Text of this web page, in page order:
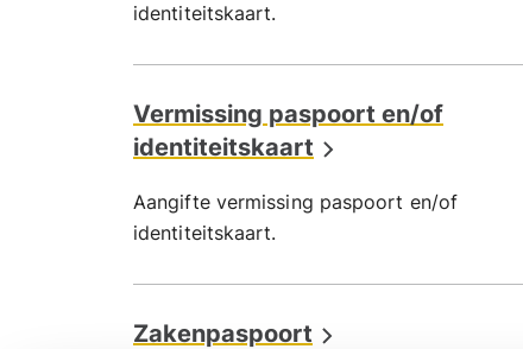
identiteitskaart.
Vermissing paspoort en/of
identiteitskaart
Aangifte vermissing paspoort en/of
identiteitskaart.
Zakenpaspoort